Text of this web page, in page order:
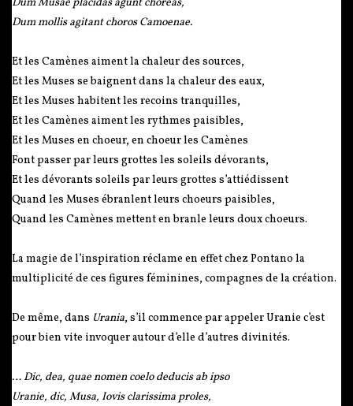
Dum mollis agitant choros Camoenae.
Et les Camènes aiment la chaleur des sources,
Et les Muses se baignent dans la chaleur des eaux,
Et les Muses habitent les recoins tranquilles,
Et les Camènes aiment les rythmes paisibles,
Et les Muses en choeur, en choeur les Camènes
Font passer par leurs grottes les soleils dévorants,
Et les dévorants soleils par leurs grottes s’attiédissent
Quand les Muses ébranlent leurs choeurs paisibles,
Quand les Camènes mettent en branle leurs doux choeurs.
La magie de l’inspiration réclame en effet chez Pontano la
multiplicité de ces figures féminines, compagnes de la création.
De même, dans Urania, s’il commence par appeler Uranie c’est
pour bien vite invoquer autour d’elle d’autres divinités.
… Dic, dea, quae nomen coelo deducis ab ipso
Uranie, dic, Musa, Iovis clarissima proles,